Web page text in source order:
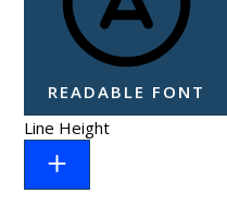
READABLE FONT
Line Height